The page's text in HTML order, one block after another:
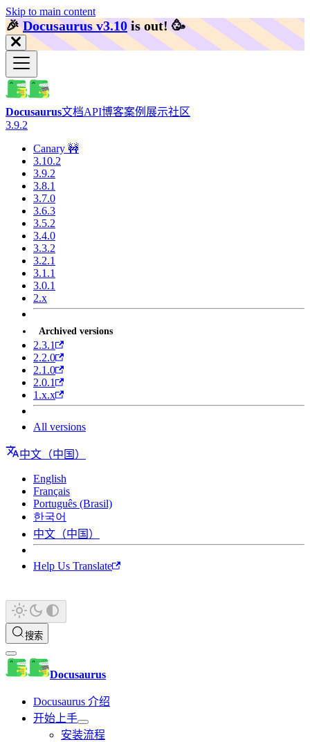
Skip to main content
🎉️Docusaurus v3.10 is out! 🥳️
Docusaurus文档API博客案例展示社区
3.9.2
Canary 🚧
3.10.2
3.9.2
3.8.1
3.7.0
3.6.3
3.5.2
3.4.0
3.3.2
3.2.1
3.1.1
3.0.1
2.x
Archived versions
2.3.1
2.2.0
2.1.0
2.0.1
1.x.x
All versions
中文（中国）
English
Français
Português (Brasil)
한국어
中文（中国）
Help Us Translate
搜索
Docusaurus
Docusaurus 介绍
开始上手
安装流程